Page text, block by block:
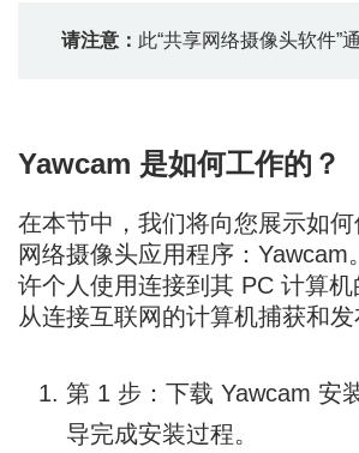
请注意： 此“共享网络摄像头软件”
Yawcam 是如何工作的？
在本节中，我们将向您展示如
网络摄像头应用程序：Yawcam
许个人使用连接到其 PC 计算
从连接互联网的计算机捕获和发
第 1 步：下载 Yawcam 安
导完成安装过程。